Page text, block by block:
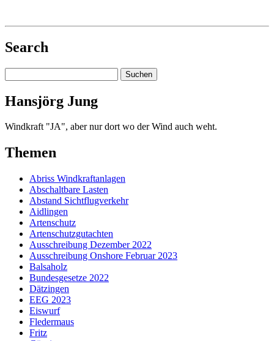
Search
Hansjörg Jung
Windkraft "JA", aber nur dort wo der Wind auch weht.
Themen
Abriss Windkraftanlagen
Abschaltbare Lasten
Abstand Sichtflugverkehr
Aidlingen
Artenschutz
Artenschutzgutachten
Ausschreibung Dezember 2022
Ausschreibung Onshore Februar 2023
Balsaholz
Bundesgesetze 2022
Dätzingen
EEG 2023
Eiswurf
Fledermaus
Fritz